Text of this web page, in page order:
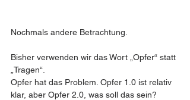
Nochmals andere Betrachtung.
Bisher verwenden wir das Wort „Opfer“ statt
„Tragen“.
Opfer hat das Problem. Opfer 1.0 ist relativ
klar, aber Opfer 2.0, was soll das sein?